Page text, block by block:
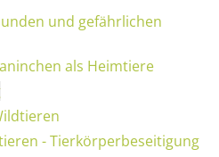
und gefährlichen
als Heimtiere
- Tierkörperbeseitigung